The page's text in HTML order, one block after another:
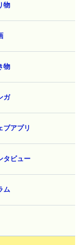
物
物
ガ
ブアプリ
タビュー
ム